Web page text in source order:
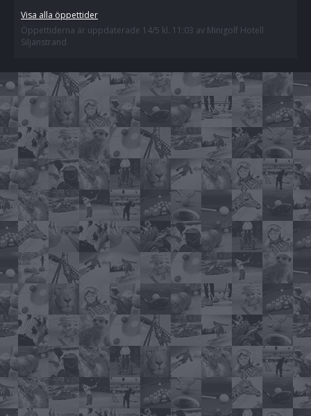
Visa alla öppettider
Öppettiderna är uppdaterade 14/5 kl. 11:03 av Minigolf Hotell
Siljanstrand